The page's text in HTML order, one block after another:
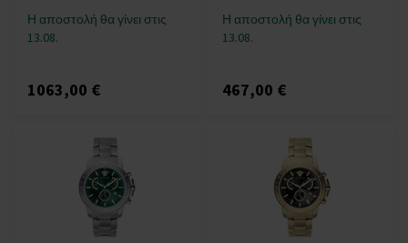
Η αποστολή θα γίνει στις
13.08.
1063,00 €
Η αποστολή θα γίνει στις
13.08.
467,00 €